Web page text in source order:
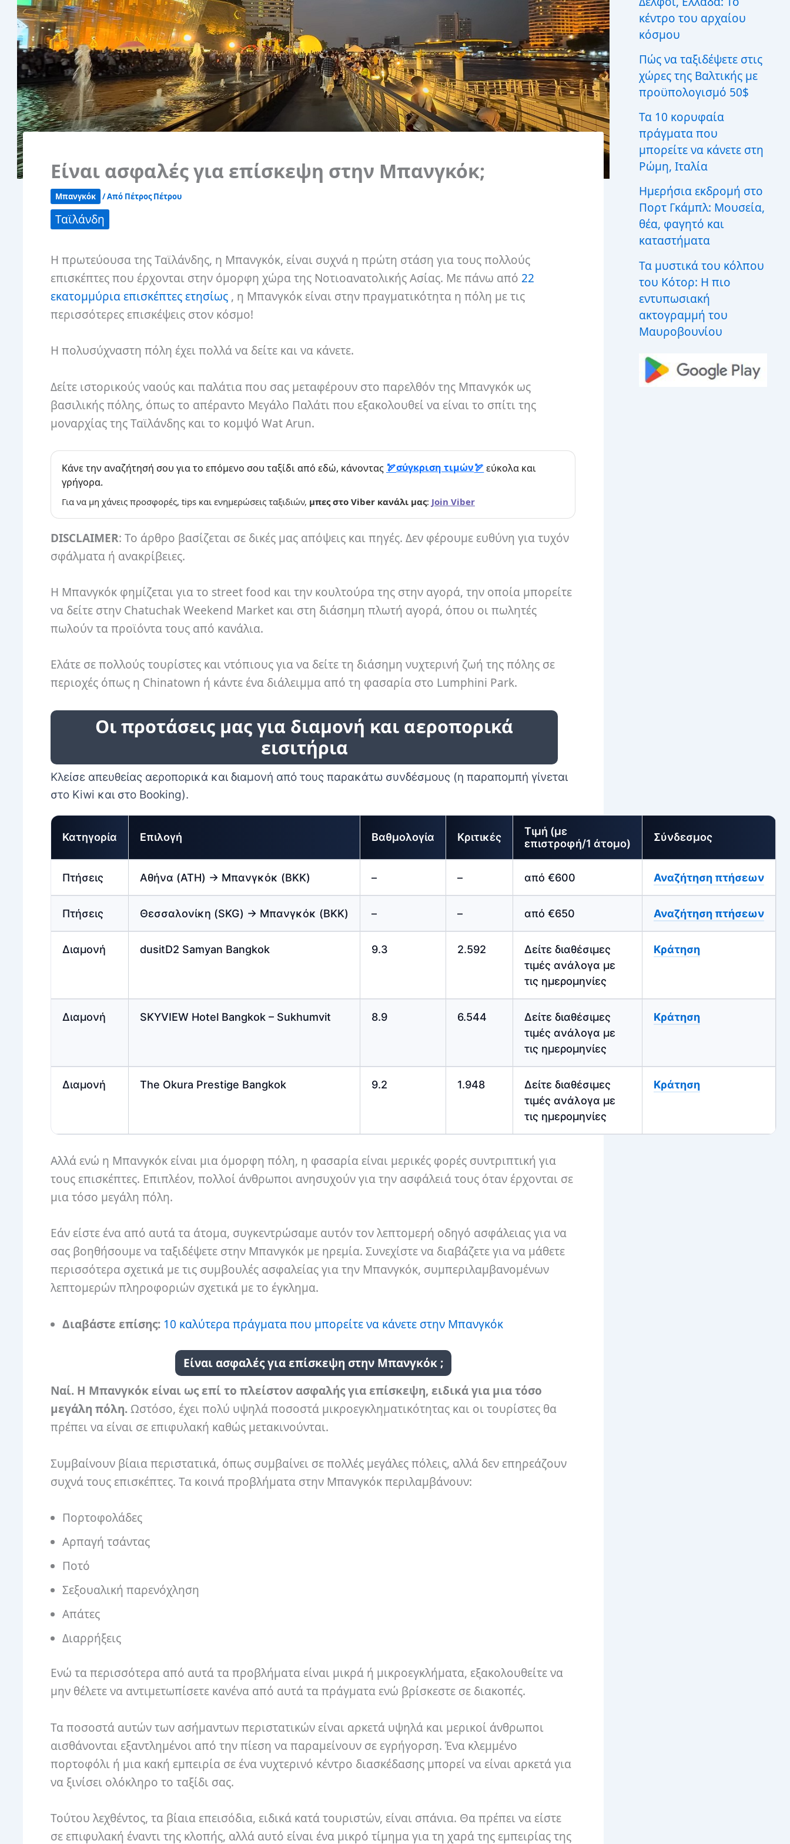
Είναι ασφαλές για επίσκεψη στην Μπανγκόκ;
Μπανγκόκ / Από Πέτρος Πέτρου
Ταϊλάνδη
Η πρωτεύουσα της Ταϊλάνδης, η Μπανγκόκ, είναι συχνά η πρώτη στάση για τους πολλούς
επισκέπτες που έρχονται στην όμορφη χώρα της Νοτιοανατολικής Ασίας. Με πάνω από 22
εκατομμύρια επισκέπτες ετησίως , η Μπανγκόκ είναι στην πραγματικότητα η πόλη με τις
περισσότερες επισκέψεις στον κόσμο!
Η πολυσύχναστη πόλη έχει πολλά να δείτε και να κάνετε.
Δείτε ιστορικούς ναούς και παλάτια που σας μεταφέρουν στο παρελθόν της Μπανγκόκ ως
βασιλικής πόλης, όπως το απέραντο Μεγάλο Παλάτι που εξακολουθεί να είναι το σπίτι της
μοναρχίας της Ταϊλάνδης και το κομψό Wat Arun.
Κάνε την αναζήτησή σου για το επόμενο σου ταξίδι από εδώ, κάνοντας σύγκριση τιμών
εύκολα και
γρήγορα.
Για να μη χάνεις προσφορές, tips και ενημερώσεις ταξιδιών, μπες στο Viber κανάλι μας: Join Viber
DISCLAIMER: Το άρθρο βασίζεται σε δικές μας απόψεις και πηγές. Δεν φέρουμε ευθύνη για τυχόν
σφάλματα ή ανακρίβειες.
Η Μπανγκόκ φημίζεται για το street food και την κουλτούρα της στην αγορά, την οποία μπορείτε
να δείτε στην Chatuchak Weekend Market και στη διάσημη πλωτή αγορά, όπου οι πωλητές
πωλούν τα προϊόντα τους από κανάλια.
Ελάτε σε πολλούς τουρίστες και ντόπιους για να δείτε τη διάσημη νυχτερινή ζωή της πόλης σε
περιοχές όπως η Chinatown ή κάντε ένα διάλειμμα από τη φασαρία στο Lumphini Park.
Οι προτάσεις μας για διαμονή και αεροπορικά
εισιτήρια
Κλείσε απευθείας αεροπορικά και διαμονή από τους παρακάτω συνδέσμους (η παραπομπή γίνεται
στο Kiwi και στο Booking).
Κατηγορία Επιλογή Βαθμολογία Κριτικές
Τιμή (με
επιστροφή/1 άτομο)
Σύνδεσμος
Πτήσεις Αθήνα (ATH) → Μπανγκόκ (BKK) – – από €600 Αναζήτηση πτήσεων
Πτήσεις Θεσσαλονίκη (SKG) → Μπανγκόκ (BKK) – – από €650 Αναζήτηση πτήσεων
Διαμονή dusitD2 Samyan Bangkok 9.3 2.592
Δείτε διαθέσιμες
τιμές ανάλογα με
τις ημερομηνίες
Κράτηση
Διαμονή SKYVIEW Hotel Bangkok – Sukhumvit 8.9 6.544
Δείτε διαθέσιμες
τιμές ανάλογα με
τις ημερομηνίες
Κράτηση
Διαμονή The Okura Prestige Bangkok 9.2 1.948
Δείτε διαθέσιμες
τιμές ανάλογα με
τις ημερομηνίες
Κράτηση
Αλλά ενώ η Μπανγκόκ είναι μια όμορφη πόλη, η φασαρία είναι μερικές φορές συντριπτική για
τους επισκέπτες. Επιπλέον, πολλοί άνθρωποι ανησυχούν για την ασφάλειά τους όταν έρχονται σε
μια τόσο μεγάλη πόλη.
Εάν είστε ένα από αυτά τα άτομα, συγκεντρώσαμε αυτόν τον λεπτομερή οδηγό ασφάλειας για να
σας βοηθήσουμε να ταξιδέψετε στην Μπανγκόκ με ηρεμία. Συνεχίστε να διαβάζετε για να μάθετε
περισσότερα σχετικά με τις συμβουλές ασφαλείας για την Μπανγκόκ, συμπεριλαμβανομένων
λεπτομερών πληροφοριών σχετικά με το έγκλημα.
Διαβάστε επίσης: 10 καλύτερα πράγματα που μπορείτε να κάνετε στην Μπανγκόκ
Είναι ασφαλές για επίσκεψη στην Μπανγκόκ ;
Ναί. Η Μπανγκόκ είναι ως επί το πλείστον ασφαλής για επίσκεψη, ειδικά για μια τόσο
μεγάλη πόλη.Ωστόσο, έχει πολύ υψηλά ποσοστά μικροεγκληματικότητας και οι τουρίστες θα
πρέπει να είναι σε επιφυλακή καθώς μετακινούνται.
Συμβαίνουν βίαια περιστατικά, όπως συμβαίνει σε πολλές μεγάλες πόλεις, αλλά δεν επηρεάζουν
συχνά τους επισκέπτες. Τα κοινά προβλήματα στην Μπανγκόκ περιλαμβάνουν:
Πορτοφολάδες
Αρπαγή τσάντας
Ποτό
Σεξουαλική παρενόχληση
Απάτες
Διαρρήξεις
Ενώ τα περισσότερα από αυτά τα προβλήματα είναι μικρά ή μικροεγκλήματα, εξακολουθείτε να
μην θέλετε να αντιμετωπίσετε κανένα από αυτά τα πράγματα ενώ βρίσκεστε σε διακοπές.
Τα ποσοστά αυτών των ασήμαντων περιστατικών είναι αρκετά υψηλά και μερικοί άνθρωποι
αισθάνονται εξαντλημένοι από την πίεση να παραμείνουν σε εγρήγορση. Ένα κλεμμένο
πορτοφόλι ή μια κακή εμπειρία σε ένα νυχτερινό κέντρο διασκέδασης μπορεί να είναι αρκετά για
να ξινίσει ολόκληρο το ταξίδι σας.
Τούτου λεχθέντος, τα βίαια επεισόδια, ειδικά κατά τουριστών, είναι σπάνια. Θα πρέπει να είστε
σε επιφυλακή έναντι της κλοπής, αλλά αυτό είναι ένα μικρό τίμημα για τη χαρά της εμπειρίας της
ι
α
κέντρο του αρχαίου
κόσμου
Πώς να ταξιδέψετε στις
χώρες της Βαλτικής με
προϋπολογισμό 50$
Τα 10 κορυφαία
πράγματα που
μπορείτε να κάνετε στη
Ρώμη, Ιταλία
Ημερήσια εκδρομή στο
Πορτ Γκάμπλ: Μουσεία,
θέα, φαγητό και
καταστήματα
Τα μυστικά του κόλπου
του Κότορ: Η πιο
εντυπωσιακή
ακτογραμμή του
Μαυροβουνίου